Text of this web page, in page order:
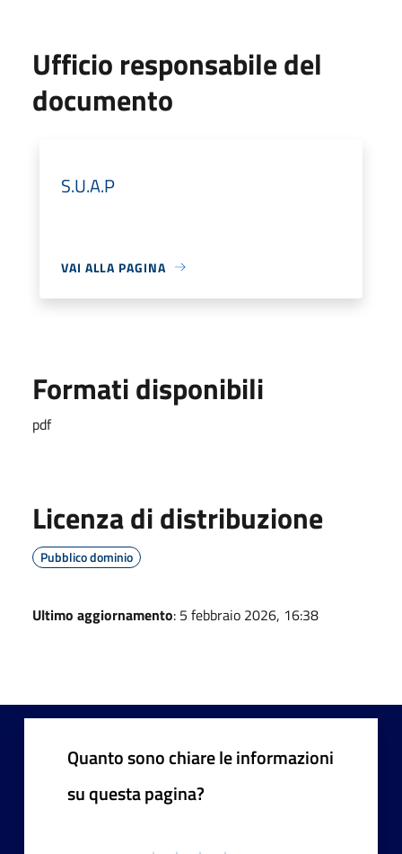
Ufficio responsabile del
documento
S.U.A.P
VAI ALLA PAGINA
Formati disponibili
pdf
Licenza di distribuzione
Pubblico dominio
Ultimo aggiornamento: 5 febbraio 2026, 16:38
Quanto sono chiare le informazioni
su questa pagina?